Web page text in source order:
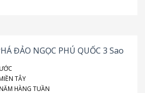
ĐẢO NGỌC PHÚ QUỐC 3 Sao
TÂY
HÀNG TUẦN